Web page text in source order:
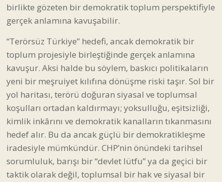
birlikte gözeten bir demokratik toplum perspektifiyle
gerçek anlamına kavuşabilir.
“Terörsüz Türkiye” hedefi, ancak demokratik bir
toplum projesiyle birleştiğinde gerçek anlamına
kavuşur. Aksi halde bu söylem, baskıcı politikaların
yeni bir meşruiyet kılıfına dönüşme riski taşır. Sol bir
yol haritası, terörü doğuran siyasal ve toplumsal
koşulları ortadan kaldırmayı; yoksulluğu, eşitsizliği,
kimlik inkârını ve demokratik kanalların tıkanmasını
hedef alır. Bu da ancak güçlü bir demokratikleşme
iradesiyle mümkündür. CHP’nin önündeki tarihsel
sorumluluk, barışı bir “devlet lütfu” ya da geçici bir
taktik olarak değil, toplumsal bir hak ve siyasal bir